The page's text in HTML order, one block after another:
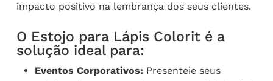
impacto positivo na lembrança dos seus clientes.
O Estojo para Lápis Colorit é a
solução ideal para:
Eventos Corporativos: Presenteie seus